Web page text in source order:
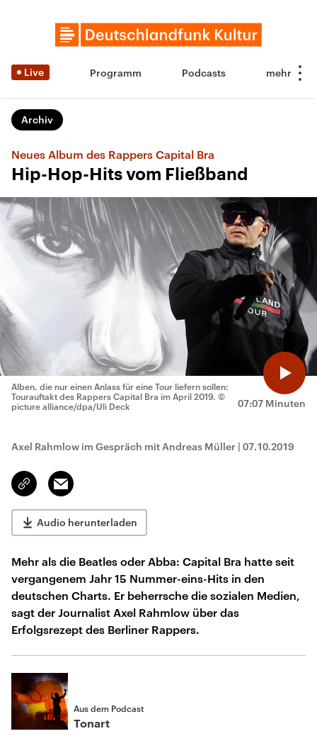
Live Programm Podcasts
Archiv
Neues Album des Rappers Capital Bra
Hip-Hop-Hits vom Fließband
07:07 Minuten
Alben, die nur einen Anlass für eine Tour liefern sollen:
Tourauftakt des Rappers Capital Bra im April 2019. ©
picture alliance/dpa/Uli Deck
Axel Rahmlow im Gespräch mit Andreas Müller | 07.10.2019
Link
kopieren/teilen
Email
Audio herunterladen
Mehr als die Beatles oder Abba: Capital Bra hatte seit
vergangenem Jahr 15 Nummer-eins-Hits in den
deutschen Charts. Er beherrsche die sozialen Medien,
sagt der Journalist Axel Rahmlow über das
Erfolgsrezept des Berliner Rappers.
Aus dem Podcast
Tonart